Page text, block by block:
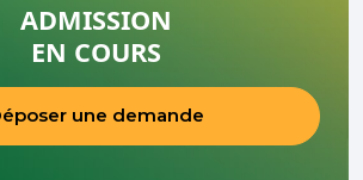
ADMISSION
EN COURS
une demande